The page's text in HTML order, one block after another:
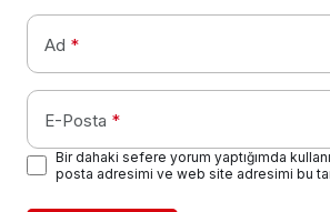
Ad *
E-Posta *
Bir dahaki sefere yorum yaptığımda
posta adresimi ve web site adresimi bu